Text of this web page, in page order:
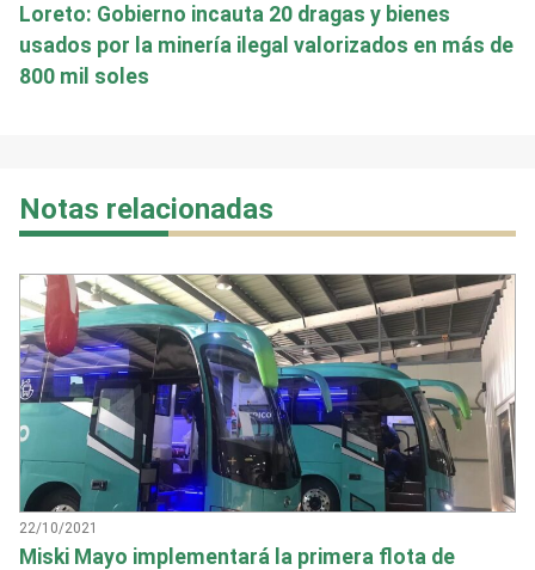
Loreto: Gobierno incauta 20 dragas y bienes
usados por la minería ilegal valorizados en más de
800 mil soles
Notas relacionadas
22/10/2021
Miski Mayo implementará la primera flota de